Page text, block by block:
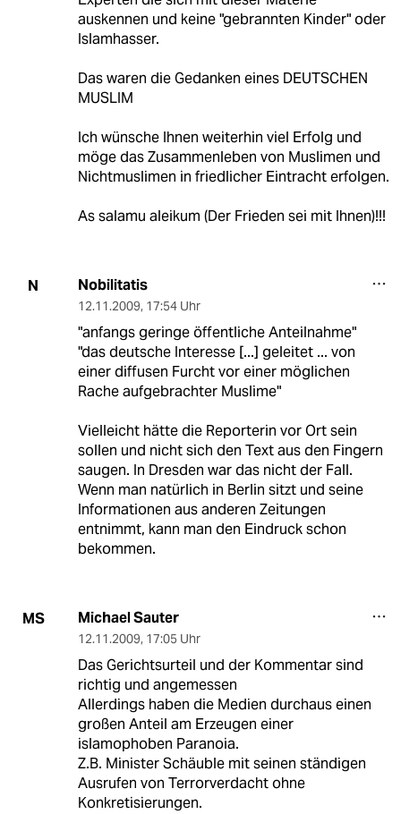
auskennen und keine "gebrannten Kinder" oder
Islamhasser.
Das waren die Gedanken eines DEUTSCHEN
MUSLIM
Ich wünsche Ihnen weiterhin viel Erfolg und
möge das Zusammenleben von Muslimen und
Nichtmuslimen in friedlicher Eintracht erfolgen.
As salamu aleikum (Der Frieden sei mit Ihnen)!!!
N Nobilitatis
12.11.2009, 17:54 Uhr
"anfangs geringe öffentliche Anteilnahme"
"das deutsche Interesse [...] geleitet ... von
einer diffusen Furcht vor einer möglichen
Rache aufgebrachter Muslime"
Vielleicht hätte die Reporterin vor Ort sein
sollen und nicht sich den Text aus den Fingern
saugen. In Dresden war das nicht der Fall.
Wenn man natürlich in Berlin sitzt und seine
Informationen aus anderen Zeitungen
entnimmt, kann man den Eindruck schon
bekommen.
MS Michael Sauter
12.11.2009, 17:05 Uhr
Das Gerichtsurteil und der Kommentar sind
richtig und angemessen
Allerdings haben die Medien durchaus einen
großen Anteil am Erzeugen einer
islamophoben Paranoia.
Z.B. Minister Schäuble mit seinen ständigen
Ausrufen von Terrorverdacht ohne
Konkretisierungen.